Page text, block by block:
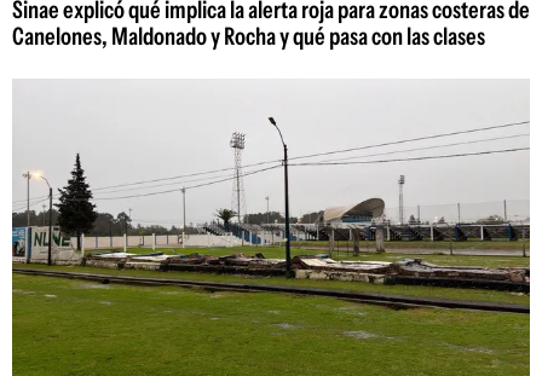
Sinae explicó qué implica la alerta roja para zonas costeras de
Canelones, Maldonado y Rocha y qué pasa con las clases